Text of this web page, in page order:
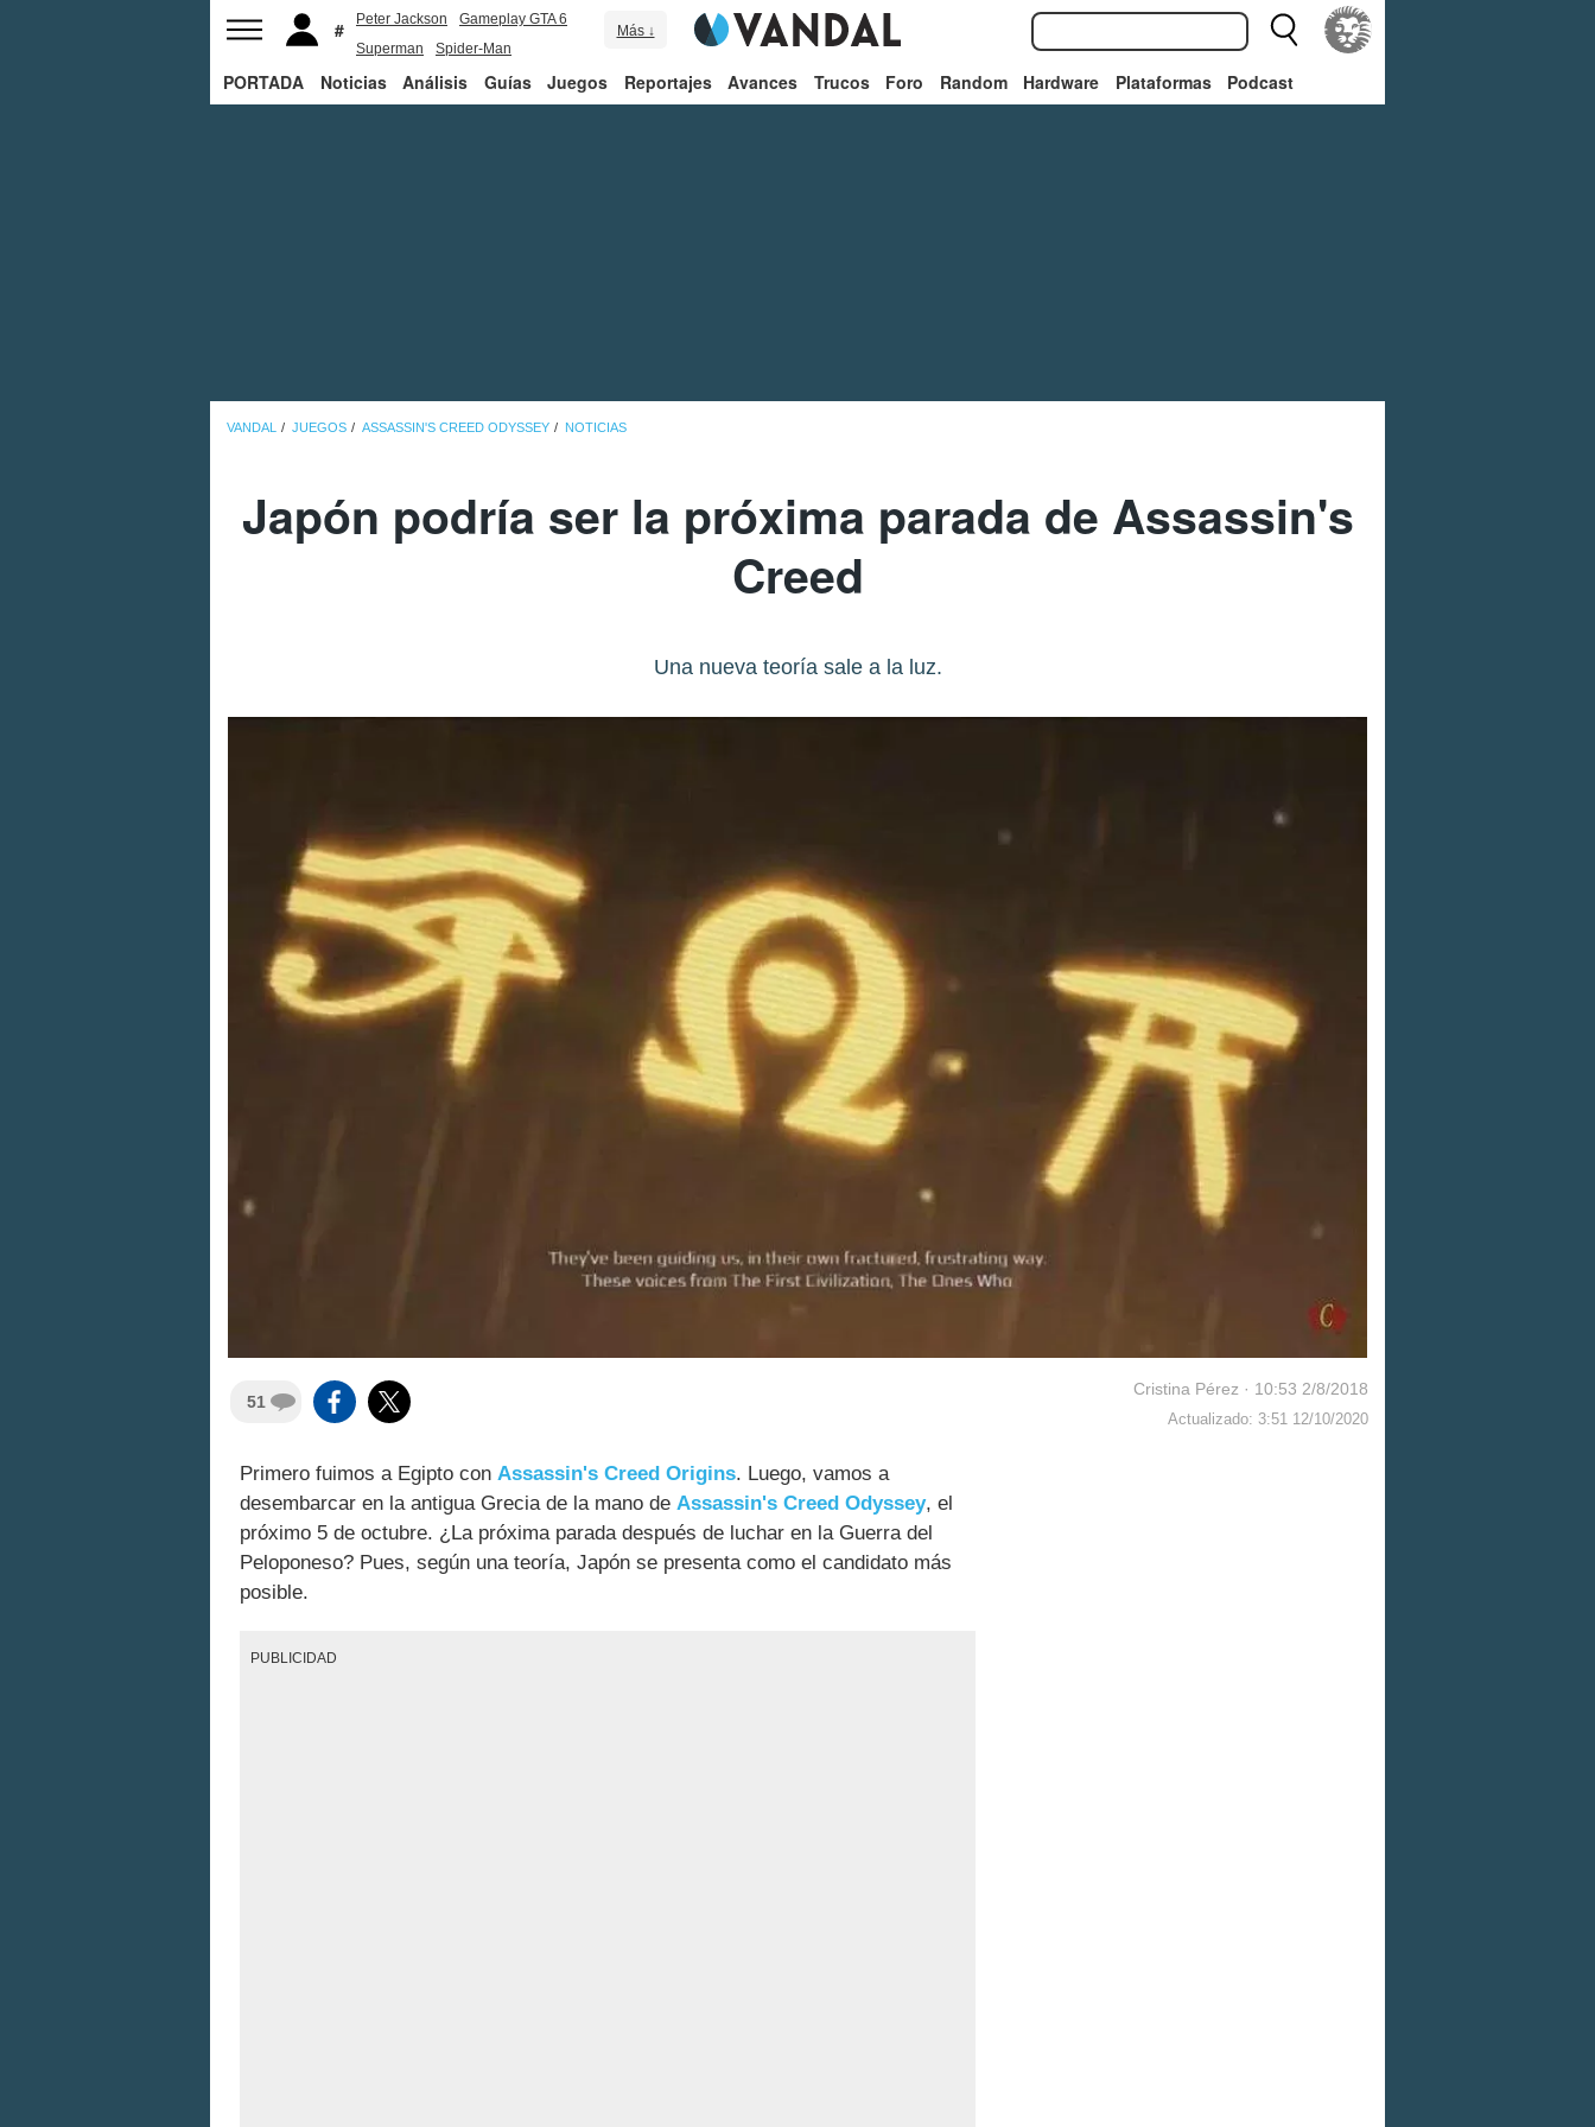
Peter Jackson
Gameplay GTA 6
Superman
Spider-Man
Más ↓
PORTADA Noticias Análisis Guías Juegos Reportajes Avances Trucos Foro Random Hardware Plataformas Podcast
VANDAL JUEGOS ASSASSIN'S CREED ODYSSEY NOTICIAS
Japón podría ser la próxima parada de Assassin's
Creed
Una nueva teoría sale a la luz.
51
Cristina Pérez · 10:53 2/8/2018
Actualizado: 3:51 12/10/2020
Primero fuimos a Egipto con Assassin's Creed Origins. Luego, vamos a
desembarcar en la antigua Grecia de la mano de Assassin's Creed Odyssey, el
próximo 5 de octubre. ¿La próxima parada después de luchar en la Guerra del
Peloponeso? Pues, según una teoría, Japón se presenta como el candidato más
posible.
PUBLICIDAD